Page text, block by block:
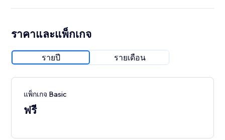
ราคาและแพ็กเกจ
รายปี รายเดือน
แพ็กเกจ Basic
ฟรี